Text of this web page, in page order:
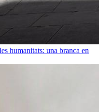
humanitats: una branca en